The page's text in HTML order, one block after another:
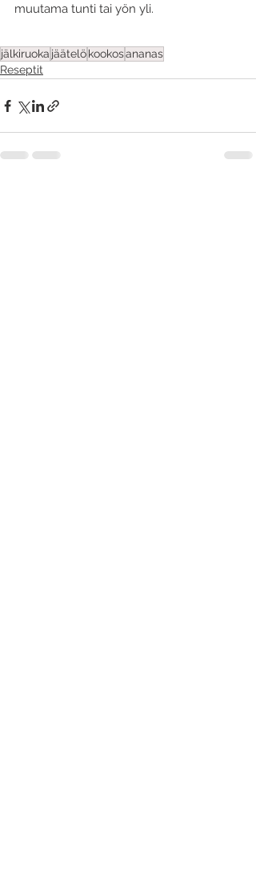
muutama tunti tai yön yli.
jälkiruoka jäätelökookosananas
Reseptit